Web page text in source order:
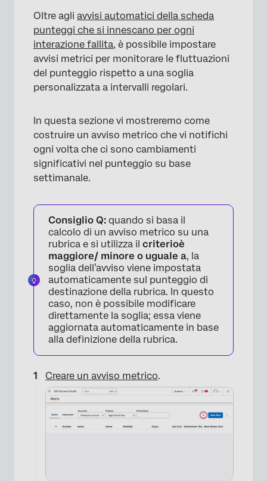
Oltre agli avvisi automatici della scheda
punteggi che si innescano per ogni
interazione fallita, è possibile impostare
avvisi metrici per monitorare le fluttuazioni
del punteggio rispetto a una soglia
personalizzata a intervalli regolari.
In questa sezione vi mostreremo come
costruire un avviso metrico che vi notifichi
ogni volta che ci sono cambiamenti
significativi nel punteggio su base
settimanale.
Consiglio Q: quando si basa il
calcolo di un avviso metrico su una
rubrica e si utilizza il criterioè
maggiore/ minore o uguale a, la
soglia dell’avviso viene impostata
automaticamente sul punteggio di
destinazione della rubrica. In questo
caso, non è possibile modificare
direttamente la soglia; essa viene
aggiornata automaticamente in base
alla definizione della rubrica.
Creare un avviso metrico.